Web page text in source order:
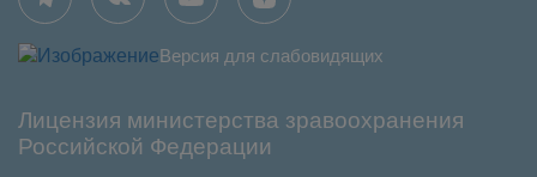
Версия для слабовидящих
Лицензия министерства зравоохранения
Российской Федерации